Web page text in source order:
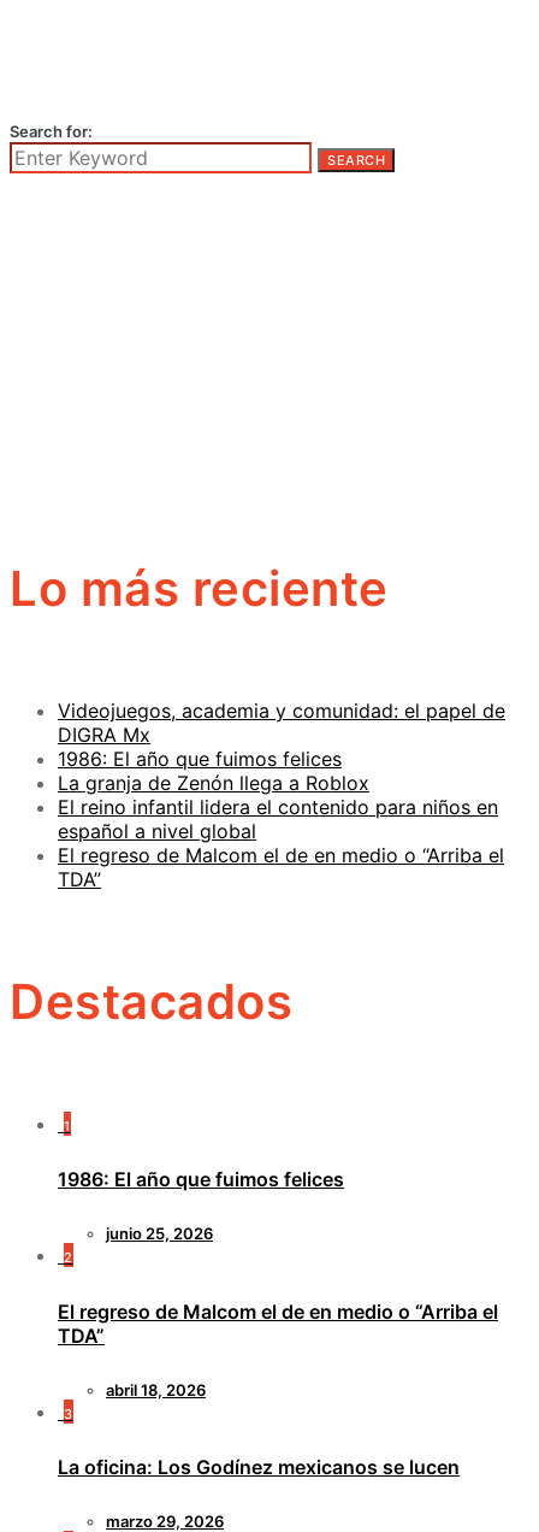
Search for:
SEARCH
Lo más reciente
Videojuegos, academia y comunidad: el papel de
DIGRA Mx
1986: El año que fuimos felices
La granja de Zenón llega a Roblox
El reino infantil lidera el contenido para niños en
español a nivel global
El regreso de Malcom el de en medio o “Arriba el
TDA”
Destacados
1
1986: El año que fuimos felices
junio 25, 2026
2
El regreso de Malcom el de en medio o “Arriba el
TDA”
abril 18, 2026
3
La oficina: Los Godínez mexicanos se lucen
marzo 29, 2026